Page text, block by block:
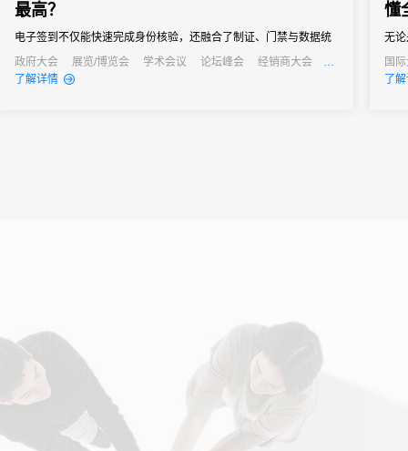
最高？
电子签到不仅能快速完成身份核验，还融合了制证、门禁与数据统
计等多重功能，能够快速完成签到过程，减少等待时间，同时能够
通过数据分析，为会议组织者提供宝贵的参会者信息，助力后续的
政府大会 展览/博览会 学术会议 论坛峰会
经销商大会
公关活动
发布会
了解详情
懂
无
务
会
国
线
了